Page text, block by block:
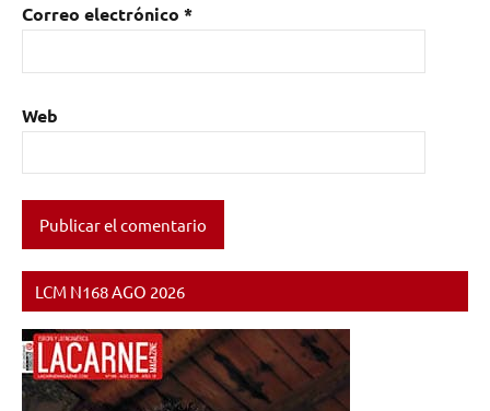
Correo electrónico *
Web
LCM N168 AGO 2026